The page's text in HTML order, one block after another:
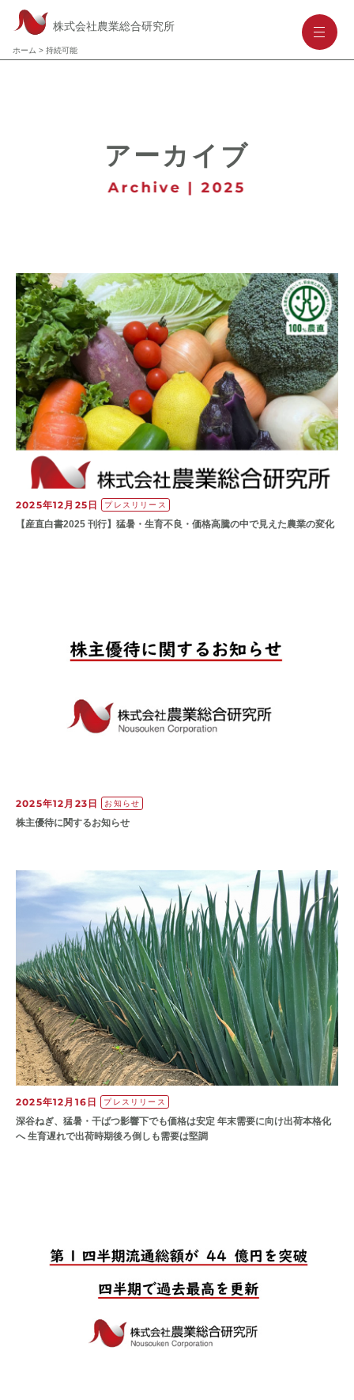
株式会社農業総合研究所
ホーム > 持続可能
--
アーカイブ
Archive | 2025
2025年12月25日 プレスリリース
【産直白書2025 刊行】猛暑・生育不良・価格高騰の中で見えた農業の変化
2025年12月23日 お知らせ
株主優待に関するお知らせ
2025年12月16日 プレスリリース
深谷ねぎ、猛暑・干ばつ影響下でも価格は安定 年末需要に向け出荷本格化
へ 生育遅れで出荷時期後ろ倒しも需要は堅調